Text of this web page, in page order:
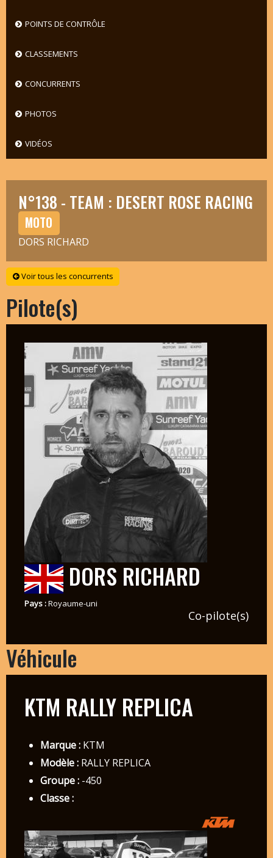
POINTS DE CONTRÔLE
CLASSEMENTS
CONCURRENTS
PHOTOS
VIDÉOS
N°138 - TEAM : DESERT ROSE RACING
MOTO
DORS RICHARD
Voir tous les concurrents
Pilote(s)
DORS RICHARD
Pays :Royaume-uni
Co-pilote(s)
Véhicule
KTM RALLY REPLICA
Marque :KTM
Modèle :RALLY REPLICA
Groupe :-450
Classe :